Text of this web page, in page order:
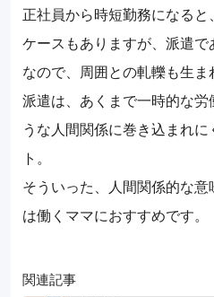
正社員から時短勤務になる
ケースもありますが、派遣
なので、周囲との軋轢も生ま
派遣は、あくまで一時的な
うな人間関係に巻き込まれ
ト。
そういった、人間関係的な
は働くママにおすすめです。
関連記事